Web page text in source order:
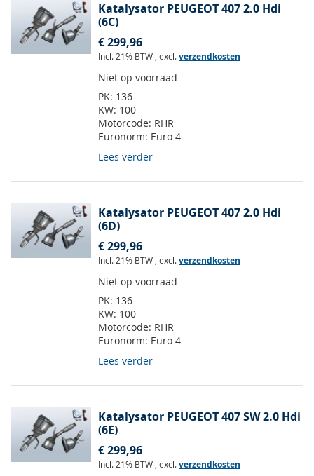
Katalysator PEUGEOT 407 2.0 Hdi
(6C)
€ 299,96
Incl. 21% BTW , excl.verzendkosten
Niet op voorraad
PK: 136
KW: 100
Motorcode: RHR
Euronorm: Euro 4
Lees verder
Katalysator PEUGEOT 407 2.0 Hdi
(6D)
€ 299,96
Incl. 21% BTW , excl.verzendkosten
Niet op voorraad
PK: 136
KW: 100
Motorcode: RHR
Euronorm: Euro 4
Lees verder
Katalysator PEUGEOT 407 SW 2.0 Hdi
(6E)
€ 299,96
Incl. 21% BTW , excl.verzendkosten